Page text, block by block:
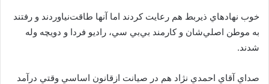
خوب نهادهاي ذيربط هم رعايت كردند اما آنها طاقت‌نياوردند و رفتند
به موطن اصلي‌شان و كارمند بي‌بي سي، راديو فردا و دويچه وله
شدند.
صداي آقاي احمدي نژاد هم در صيانت ازقانون اساسي وقتي درآمد